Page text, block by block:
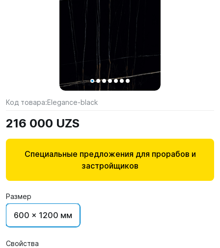
Код товара:Elegance-black
216 000 UZS
Специальные предложения для прорабов и
застройщиков
Размер
600 x 1200 мм
Свойства